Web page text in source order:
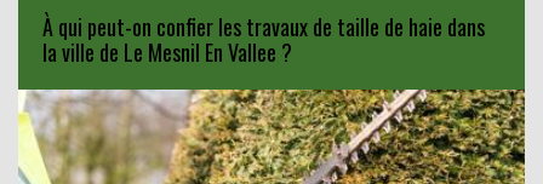
À qui peut-on confier les travaux de taille de haie dans
la ville de Le Mesnil En Vallee ?